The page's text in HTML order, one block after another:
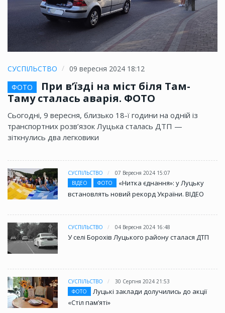
СУСПІЛЬСТВО
09 вересня 2024 18:12
ФОТО
При в’їзді на міст біля Там-
Таму сталась аварія. ФОТО
Сьогодні, 9 вересня, близько 18-ї години на одній із
транспортних розв’язок Луцька сталась ДТП —
зіткнулись два легковики
СУСПІЛЬСТВО
07 Вересня 2024 15:07
ВІДЕО
ФОТО
«Нитка єднання»: у Луцьку
встановлять новий рекорд України. ВІДЕО
СУСПІЛЬСТВО 04 Вересня 2024 16:48
У селі Борохів Луцького району сталася ДТП
СУСПІЛЬСТВО
30 Серпня 2024 21:53
ФОТО
Луцькі заклади долучились до акції
«Стіл памʼяті»